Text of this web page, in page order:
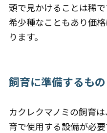
頭で見かけることは稀で
希少種なこともあり価
ります。
飼育に準備するもの
カクレクマノミの飼育
育で使用する設備が必要